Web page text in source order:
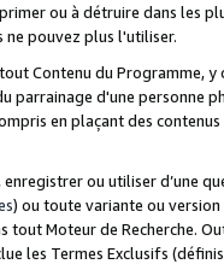
ou à détruire dans les
ne pouvez plus l'utiliser.
Contenu du Programme,
parrainage d'une personne
en plaçant des
enregistrer ou utiliser d’une
) ou toute variante ou
tout Moteur de Recherche.
les Termes Exclusifs